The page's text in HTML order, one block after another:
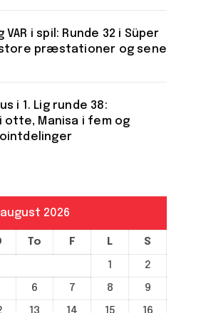
VAR i spil: Runde 32 i Süper
præstationer og sene
i 1. Lig runde 38:
otte, Manisa i fem og
august 2026
To F L S
1
2
6 7 8
9